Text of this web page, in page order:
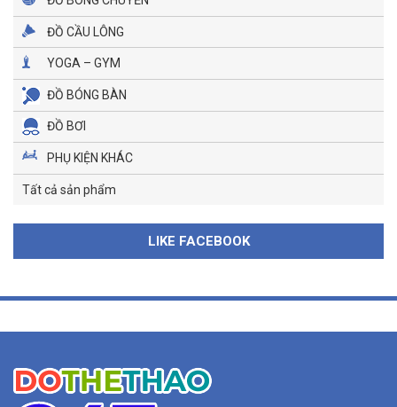
ĐỒ CẦU LÔNG
YOGA – GYM
ĐỒ BÓNG BÀN
ĐỒ BƠI
PHỤ KIỆN KHÁC
Tất cả sản phẩm
LIKE FACEBOOK